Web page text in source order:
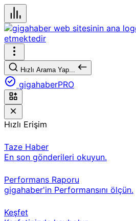
Hızlı Arama Yap...
gigahaberPRO
Hızlı Erişim
Taze Haber
En son gönderileri okuyun.
Performans Raporu
gigahaber'in Performansını ölçün.
Keşfet